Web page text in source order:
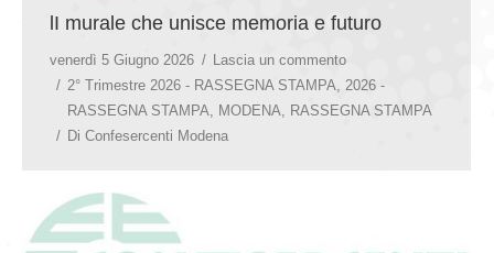
lI murale che unisce memoria e futuro
venerdì 5 Giugno 2026
Lascia un commento
2° Trimestre 2026 - RASSEGNA STAMPA, 2026 -
RASSEGNA STAMPA, MODENA, RASSEGNA STAMPA
Di Confesercenti Modena